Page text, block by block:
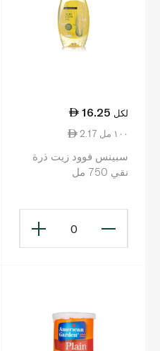
16.25 لكل
2.17 ١٠٠ مل
سبينس فوود زيت ذرة
نقي 750 مل
0